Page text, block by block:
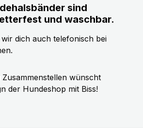
sind
und waschbar.
dich auch telefonisch bei
Zusammenstellen wünscht
der Hundeshop mit Biss!